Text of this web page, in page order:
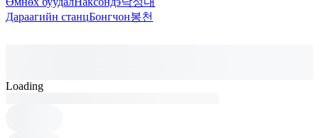
Дараагийн станцБонгчон봉천
Loading